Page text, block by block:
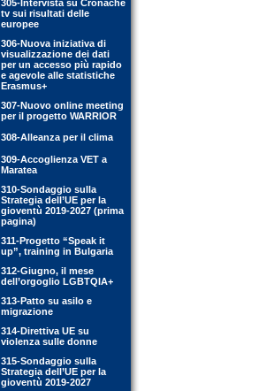
305-Intervista su Cronache
tv sui risultati delle
europee
306-Nuova iniziativa di
visualizzazione dei dati
per un accesso più rapido
e agevole alle statistiche
Erasmus+
307-Nuovo online meeting
per il progetto WARRIOR
308-Alleanza per il clima
309-Accoglienza VET a
Maratea
310-Sondaggio sulla
Strategia dell’UE per la
gioventù 2019-2027 (prima
pagina)
311-Progetto “Speak it
up”, training in Bulgaria
312-Giugno, il mese
dell’orgoglio LGBTQIA+
313-Patto su asilo e
migrazione
314-Direttiva UE su
violenza sulle donne
315-Sondaggio sulla
Strategia dell’UE per la
gioventù 2019-2027